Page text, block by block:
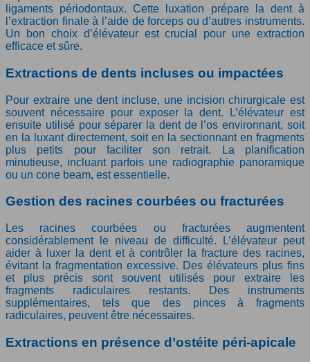
ligaments périodontaux. Cette luxation prépare la dent à
l’extraction finale à l’aide de forceps ou d’autres instruments.
Un bon choix d’élévateur est crucial pour une extraction
efficace et sûre.
Extractions de dents incluses ou impactées
Pour extraire une dent incluse, une incision chirurgicale est
souvent nécessaire pour exposer la dent. L’élévateur est
ensuite utilisé pour séparer la dent de l’os environnant, soit
en la luxant directement, soit en la sectionnant en fragments
plus petits pour faciliter son retrait. La planification
minutieuse, incluant parfois une radiographie panoramique
ou un cone beam, est essentielle.
Gestion des racines courbées ou fracturées
Les racines courbées ou fracturées augmentent
considérablement le niveau de difficulté. L’élévateur peut
aider à luxer la dent et à contrôler la fracture des racines,
évitant la fragmentation excessive. Des élévateurs plus fins
et plus précis sont souvent utilisés pour extraire les
fragments radiculaires restants. Des instruments
supplémentaires, tels que des pinces à fragments
radiculaires, peuvent être nécessaires.
Extractions en présence d’ostéite péri-apicale